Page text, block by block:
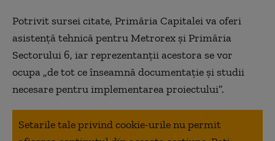
Potrivit sursei citate, Primăria Capitalei va oferi
asistenţă tehnică pentru Metrorex şi Primăria
Sectorului 6, iar reprezentanţii acestora se vor
ocupa „de tot ce înseamnă documentaţie şi studii
necesare pentru implementarea proiectului”.
Setarile tale privind cookie-urile nu permit